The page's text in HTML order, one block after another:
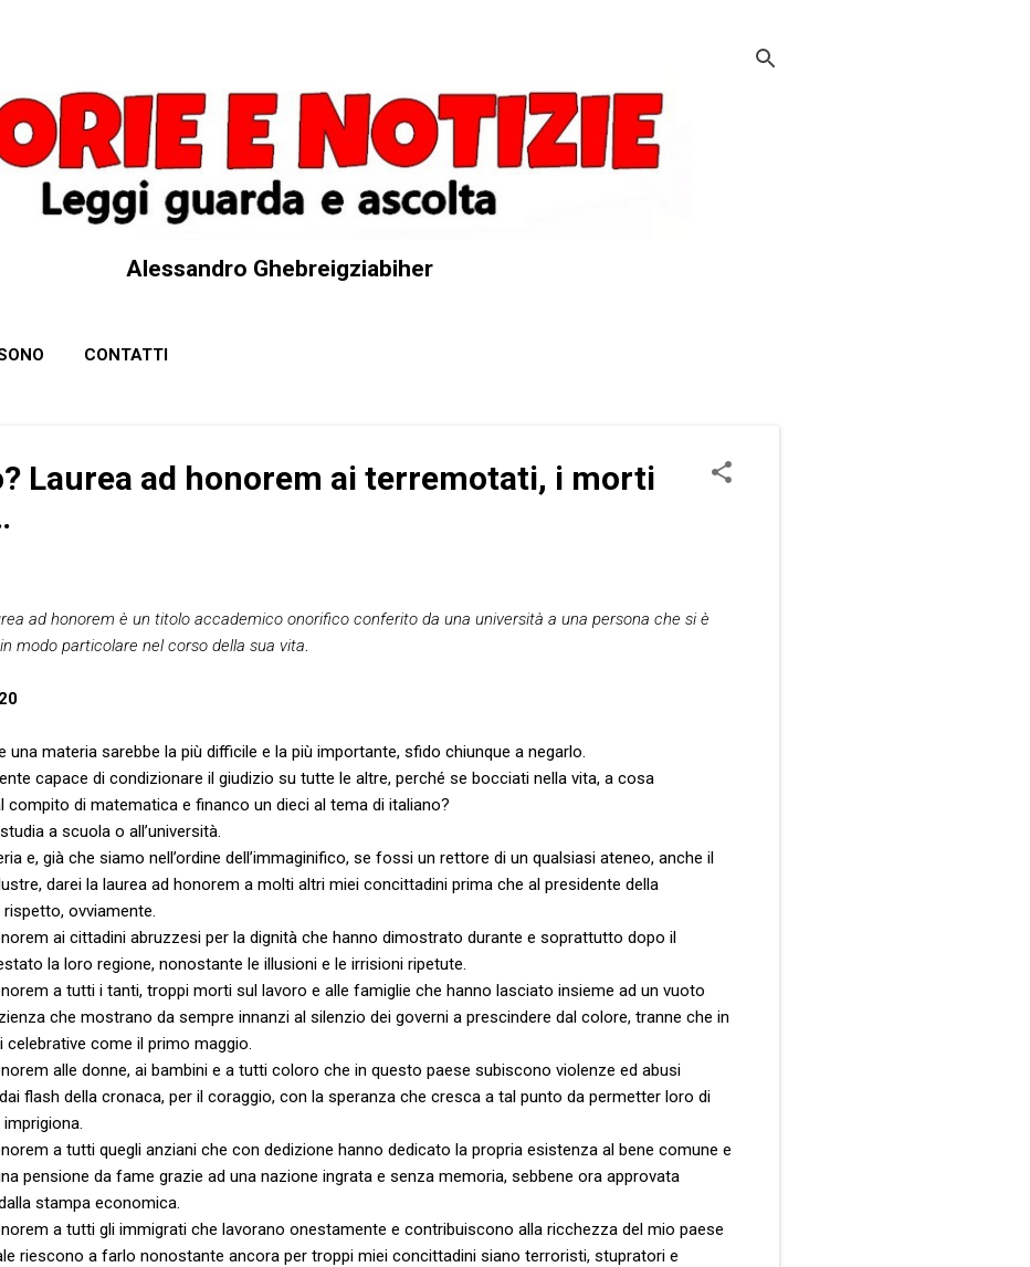
Alessandro Ghebreigziabiher
CONTATTI
Laurea ad honorem ai terremotati, i morti
ad honorem è un titolo accademico onorifico conferito da una università a una persona che si è
modo particolare nel corso della sua vita.
materia sarebbe la più difficile e la più importante, sfido chiunque a negarlo.
capace di condizionare il giudizio su tutte le altre, perché se bocciati nella vita, a cosa
compito di matematica e financo un dieci al tema di italiano?
a scuola o all’università.
e, già che siamo nell’ordine dell’immaginifico, se fossi un rettore di un qualsiasi ateneo, anche il
darei la laurea ad honorem a molti altri miei concittadini prima che al presidente della
ovviamente.
ai cittadini abruzzesi per la dignità che hanno dimostrato durante e soprattutto dopo il
la loro regione, nonostante le illusioni e le irrisioni ripetute.
a tutti i tanti, troppi morti sul lavoro e alle famiglie che hanno lasciato insieme ad un vuoto
che mostrano da sempre innanzi al silenzio dei governi a prescindere dal colore, tranne che in
come il primo maggio.
alle donne, ai bambini e a tutti coloro che in questo paese subiscono violenze ed abusi
flash della cronaca, per il coraggio, con la speranza che cresca a tal punto da permetter loro di
a tutti quegli anziani che con dedizione hanno dedicato la propria esistenza al bene comune e
pensione da fame grazie ad una nazione ingrata e senza memoria, sebbene ora approvata
stampa economica.
a tutti gli immigrati che lavorano onestamente e contribuiscono alla ricchezza del mio paese
riescono a farlo nonostante ancora per troppi miei concittadini siano terroristi, stupratori e